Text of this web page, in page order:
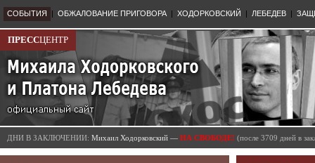
СОБЫТИЯ | ОБЖАЛОВАНИЕ ПРИГОВОРА | ХОДОРКОВСКИЙ | ЛЕБЕДЕВ |
ПРЕССЦЕНТР
ДНИ В ЗАКЛЮЧЕНИИ: Михаил Ходорковский — НА СВОБОДЕ! (после 3709 дней в